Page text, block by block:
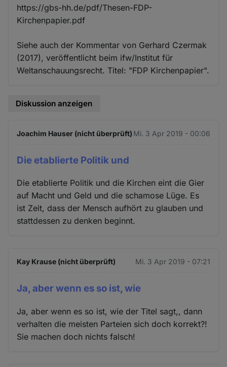
https://gbs-hh.de/pdf/Thesen-FDP-
Kirchenpapier.pdf
Siehe auch der Kommentar von Gerhard Czermak
(2017), veröffentlicht beim ifw/Institut für
Weltanschauungsrecht. Titel: "FDP Kirchenpapier".
Diskussion anzeigen
Joachim Hauser (nicht überprüft) Mi. 3 Apr 2019 - 00:06
Die etablierte Politik und
Die etablierte Politik und die Kirchen eint die Gier
auf Macht und Geld und die schamose Lüge. Es
ist Zeit, dass der Mensch aufhört zu glauben und
stattdessen zu denken beginnt.
Kay Krause (nicht überprüft) Mi. 3 Apr 2019 - 07:21
Ja, aber wenn es so ist, wie
Ja, aber wenn es so ist, wie der Titel sagt,, dann
verhalten die meisten Parteien sich doch korrekt?!
Sie machen doch nichts falsch!